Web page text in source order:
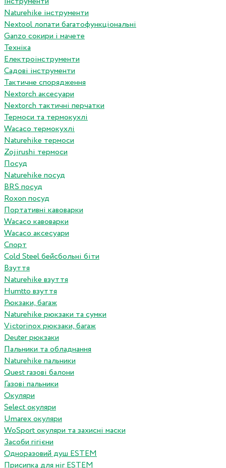
Naturehike інструменти
Nextool лопати багатофункціональні
Ganzo сокири і мачете
Техніка
Електроінструменти
Садові інструменти
Тактичне спорядження
Nextorch аксесуари
Nextorch тактичні перчатки
Термоси та термокухлі
Wacaco термокухлі
Naturehike термоси
Zojirushi термоси
Посуд
Naturehike посуд
BRS посуд
Roxon посуд
Портативні кавоварки
Wacaco кавоварки
Wacaco аксесуари
Спорт
Cold Steel бейсбольні біти
Взуття
Naturehike взуття
Humtto взуття
Рюкзаки, багаж
Naturehike рюкзаки та сумки
Victorinox рюкзаки, багаж
Deuter рюкзаки
Пальники та обладнання
Naturehike пальники
Quest газові балони
Газові пальники
Окуляри
Select окуляри
Umarex окуляри
WoSport окуляри та захисні маски
Засоби гігієни
Одноразовий душ ESTEM
Присипка для ніг ESTEM